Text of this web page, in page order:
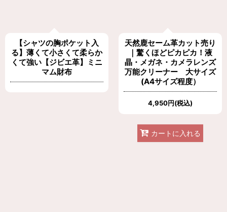
【シャツの胸ポケット入
る】薄くて小さくて柔らか
くて強い【ジビエ革】ミニ
マム財布
天然鹿セーム革カット売り
｜驚くほどピカピカ！液
晶・メガネ・カメラレンズ
万能クリーナー 大サイズ
(A4サイズ程度）
4,950円(税込)
カートに入れる